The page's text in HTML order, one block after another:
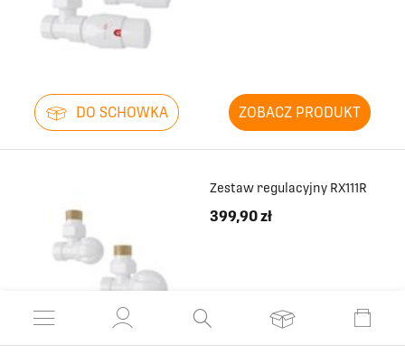
DO SCHOWKA ZOBACZ PRODUKT
Zestaw regulacyjny RX111R
399,90 zł